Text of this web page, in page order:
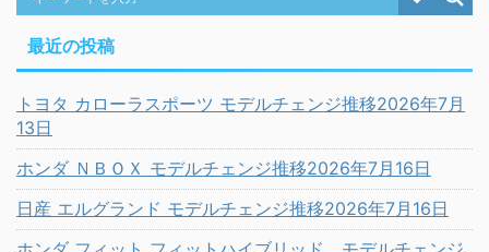
最近の投稿
トヨタ カローラスポーツ モデルチェンジ推移2026年7月
13日
ホンダ ＮＢＯＸ モデルチェンジ推移2026年7月16日
日産 エルグランド モデルチェンジ推移2026年7月16日